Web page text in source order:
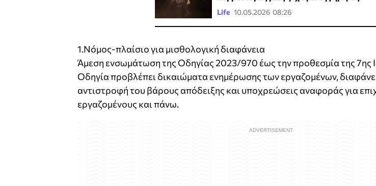
Life 10.05.2026 08:26
1.Νόμος-πλαίσιο για μισθολογική διαφάνεια
Άμεση ενσωμάτωση της Οδηγίας 2023/970 έως την προθεσμία της 7ης
Οδηγία προβλέπει δικαιώματα ενημέρωσης των εργαζομένων,
αντιστροφή του βάρους απόδειξης και υποχρεώσεις αναφοράς για
εργαζομένους και πάνω.